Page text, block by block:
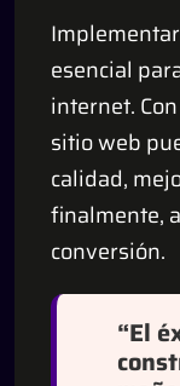
esencial
internet.
sitio web
calidad,
finalmente,
conversión.
“El